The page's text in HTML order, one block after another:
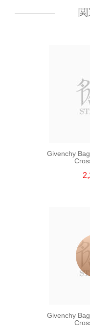
Givenchy
Givenchy